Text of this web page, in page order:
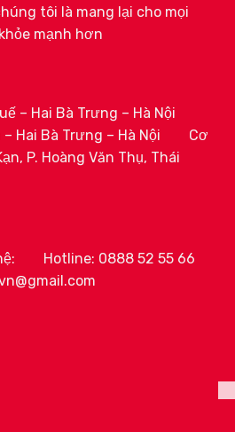
tôi là mang lại cho mọi
mạnh hơn
– Hai Bà Trưng – Hà Nội
Hai Bà Trưng – Hà Nội
Cơ
P. Hoàng Văn Thụ, Thái
Hotline: 0888 52 55 66